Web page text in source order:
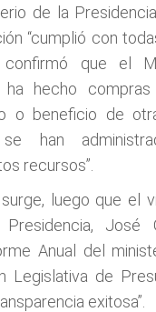
de la
“cumplió con
que el
ha hecho
o beneficio de
han
recursos”.
luego que el
José
Anual del
Legislativa de
exitosa”.